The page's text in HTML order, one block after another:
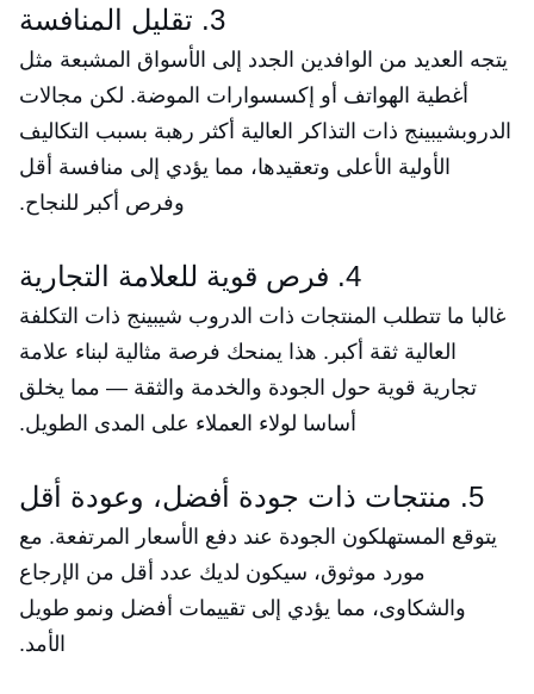
3. تقليل المنافسة
يتجه العديد من الوافدين الجدد إلى الأسواق المشبعة مثل
أغطية الهواتف أو إكسسوارات الموضة. لكن مجالات
الدروبشيبينج ذات التذاكر العالية أكثر رهبة بسبب التكاليف
الأولية الأعلى وتعقيدها، مما يؤدي إلى منافسة أقل
وفرص أكبر للنجاح.
4. فرص قوية للعلامة التجارية
غالبا ما تتطلب المنتجات ذات الدروب شيبينج ذات التكلفة
العالية ثقة أكبر. هذا يمنحك فرصة مثالية لبناء علامة
تجارية قوية حول الجودة والخدمة والثقة — مما يخلق
أساسا لولاء العملاء على المدى الطويل.
5. منتجات ذات جودة أفضل، وعودة أقل
يتوقع المستهلكون الجودة عند دفع الأسعار المرتفعة. مع
مورد موثوق، سيكون لديك عدد أقل من الإرجاع
والشكاوى، مما يؤدي إلى تقييمات أفضل ونمو طويل
الأمد.